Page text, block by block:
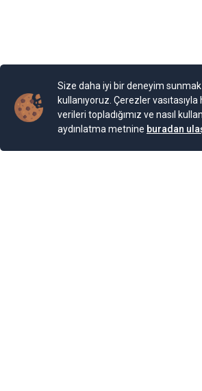
Size daha iyi bir deneyim
kullanıyoruz. Çerezler vasıtasıyla
verileri topladığımız ve nasıl
aydınlatma metnine buradan